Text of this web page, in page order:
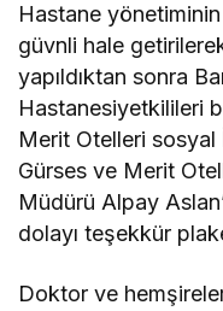
Hastane
güvnli hale
yapıldıktan sonra
Hastanesiyetkilileri
Merit Otelleri
Gürses ve Merit
Müdürü Alpay
dolayı teşekkür
Doktor ve